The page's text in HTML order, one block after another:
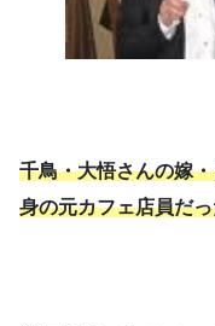
千鳥・大悟さんの嫁
身の元カフェ店員だ